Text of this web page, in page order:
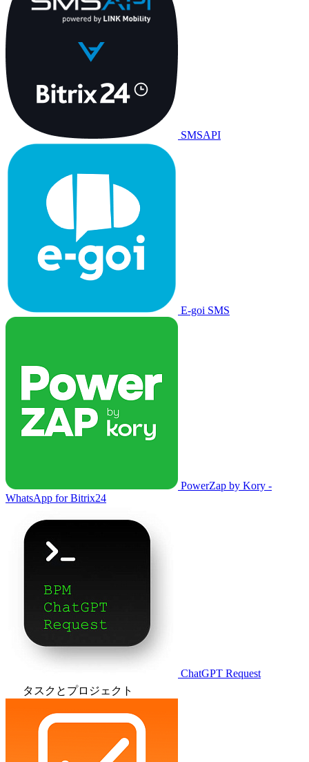
SMSAPI
E-goi SMS
PowerZap by Kory -
WhatsApp for Bitrix24
ChatGPT Request
タスクとプロジェクト